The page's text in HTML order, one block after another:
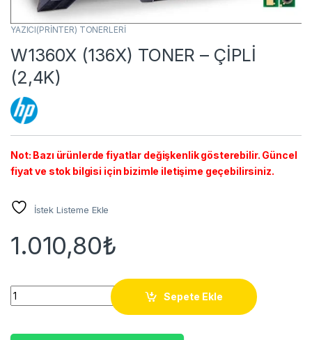
YAZICI(PRİNTER) TONERLERİ
W1360X (136X) TONER – ÇİPLİ
(2,4K)
Not: Bazı ürünlerde fiyatlar değişkenlik gösterebilir. Güncel
fiyat ve stok bilgisi için bizimle iletişime geçebilirsiniz.
İstek Listeme Ekle
1.010,80₺
W1360X (136X) TONER - ÇİPLİ (2,4K) quantity
Sepete Ekle